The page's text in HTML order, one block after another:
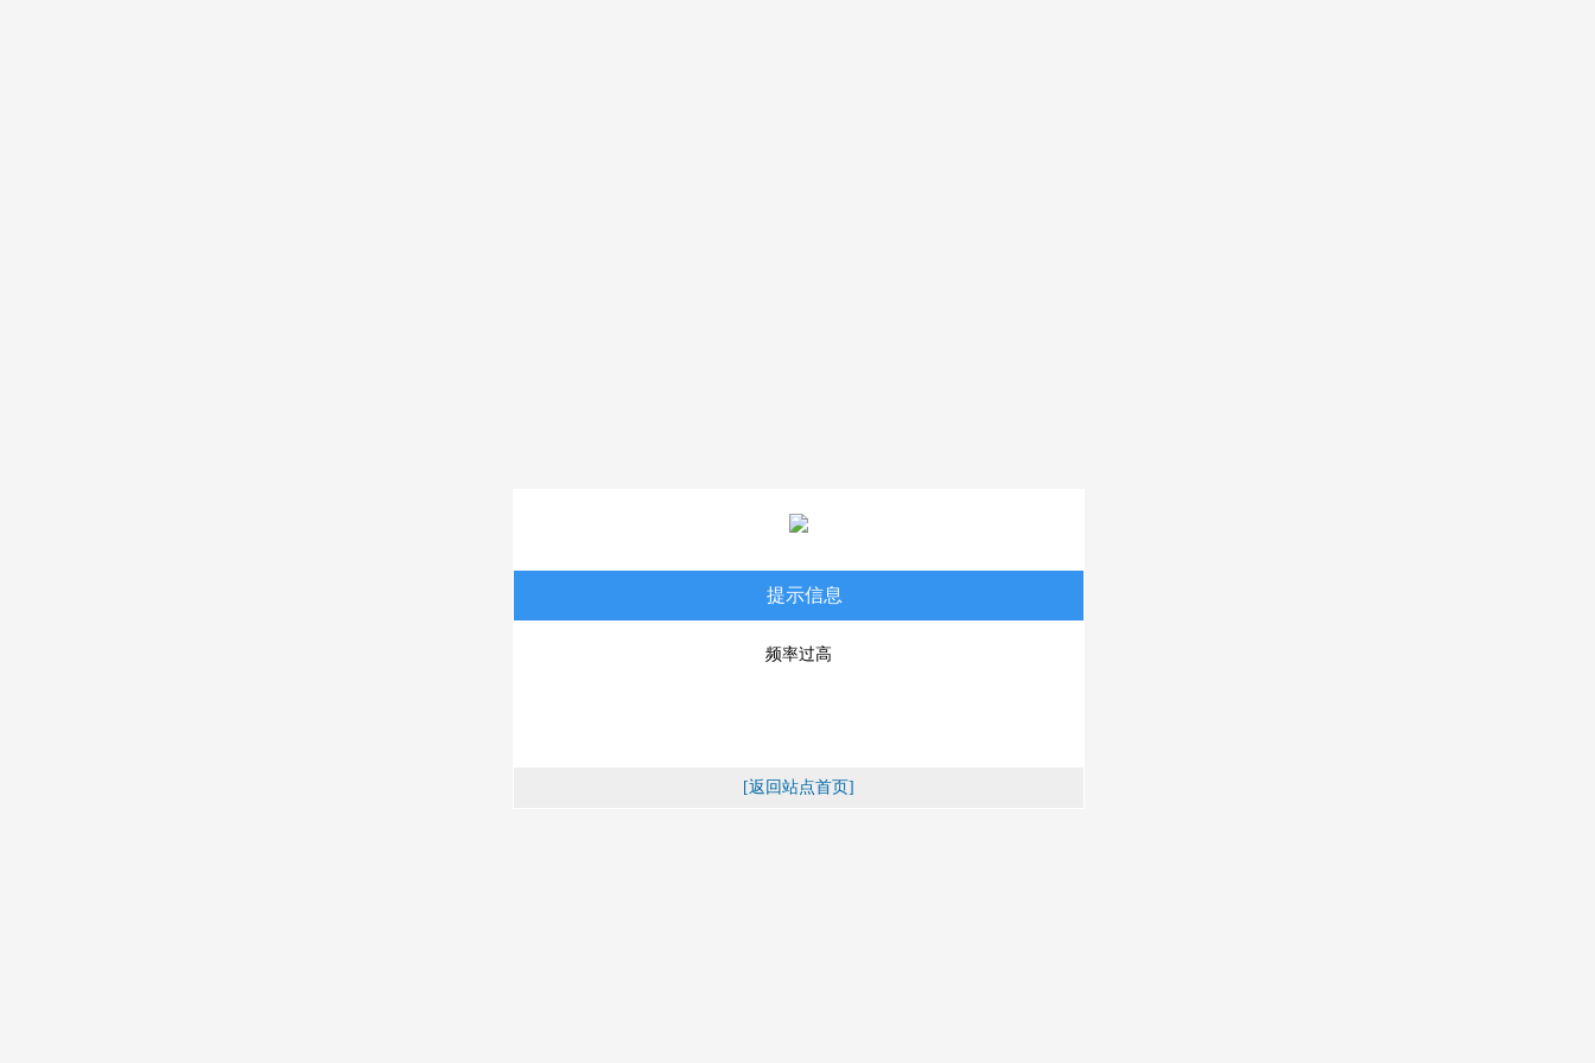
提示信息
频率过高
[返回站点首页]